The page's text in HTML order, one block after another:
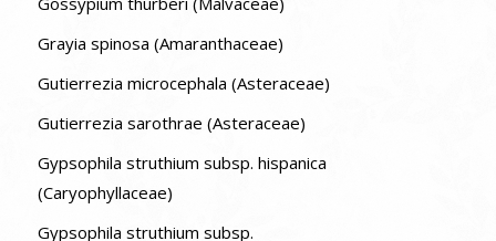
Grayia spinosa (Amaranthaceae)
Gutierrezia microcephala (Asteraceae)
Gutierrezia sarothrae (Asteraceae)
Gypsophila struthium subsp. hispanica
(Caryophyllaceae)
Gypsophila struthium subsp.